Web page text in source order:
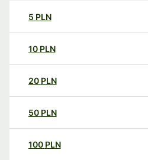
5 PLN
10 PLN
20 PLN
50 PLN
100 PLN